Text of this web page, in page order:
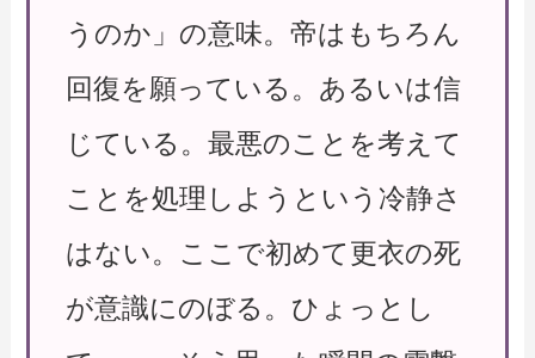
うのか」の意味。帝はもちろん
回復を願っている。あるいは信
じている。最悪のことを考えて
ことを処理しようという冷静さ
はない。ここで初めて更衣の死
が意識にのぼる。ひょっとし